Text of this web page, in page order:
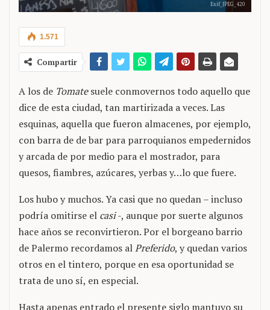
Exif_JPEG_420
1.571
Compartir
A los de Tomatesuele conmovernos todo aquello que
dice de esta ciudad, tan martirizada a veces. Las
esquinas, aquella que fueron almacenes, por ejemplo,
con barra de de bar para parroquianos empedernidos
y arcada de por medio para el mostrador, para
quesos, fiambres, azúcares, yerbas y…lo que fuere.
Los hubo y muchos. Ya casi que no quedan – incluso
podría omitirse el casi-, aunque por suerte algunos
hace años se reconvirtieron. Por el borgeano barrio
de Palermo recordamos alPreferido, y quedan varios
otros en el tintero, porque en esa oportunidad se
trata de uno sí, en especial.
Hasta apenas entrado el presente siglo mantuvo su